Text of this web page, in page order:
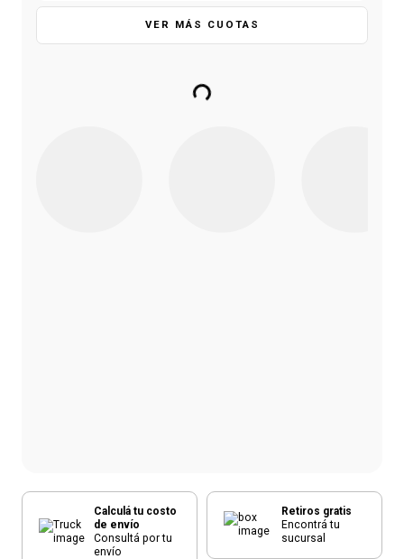
VER MÁS CUOTAS
Calculá tu costo
de envío
Consultá por tu
envío
Retiros gratis
Encontrá tu
sucursal